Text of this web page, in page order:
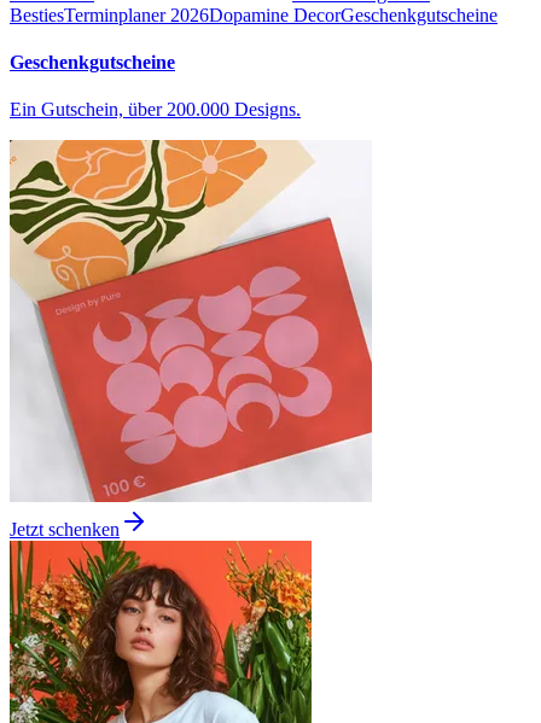
BestiesTerminplaner 2026Dopamine DecorGeschenkgutscheine
Geschenkgutscheine
Ein Gutschein, über 200.000 Designs.
Jetzt schenken